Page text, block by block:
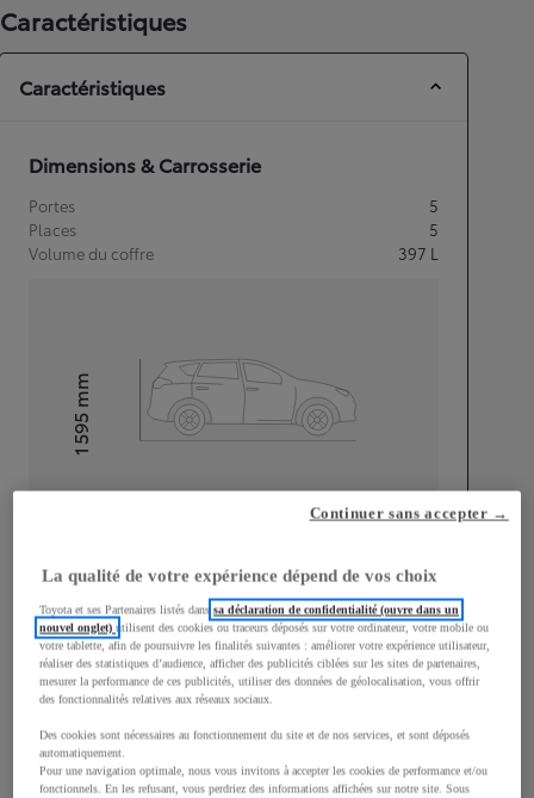
Caractéristiques
Caractéristiques
Dimensions & Carrosserie
Portes
5
Places
5
Volume du coffre
397 L
Longueur
4 180mm
Hauteur1 595
mm
Largeur
1 765mm
Consommation mixte
La qualité de votre expérience dépend de vos choix
Toyota et ses Partenaires listés danssa déclaration de confidentialité (ouvre dans un
nouvel onglet)utilisent des cookies ou traceurs déposés sur votre ordinateur, votre mobile ou
votre tablette, afin de poursuivre les finalités suivantes : améliorer votre expérience utilisateur,
réaliser des statistiques d’audience, afficher des publicités ciblées sur les sites de partenaires,
mesurer la performance de ces publicités, utiliser des données de géolocalisation, vous offrir
des fonctionnalités relatives aux réseaux sociaux.
Des cookies sont nécessaires au fonctionnement du site et de nos services, et sont déposés
automatiquement.
Pour une navigation optimale, nous vous invitons à accepter les cookies de performance et/ou
fonctionnels. En les refusant, vous perdriez des informations affichées sur notre site. Sous
Continuer sans accepter →